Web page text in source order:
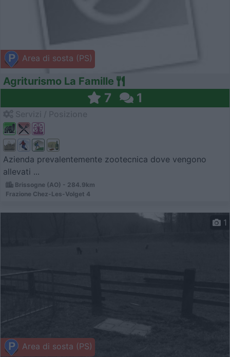
Area di sosta (PS)
Agriturismo La Famille
7 1
Azienda prevalentemente zootecnica dove vengono
allevati ...
Brissogne (AO) - 284.9km
Frazione Chez-Les-Volget 4
Area di sosta (PS)
1